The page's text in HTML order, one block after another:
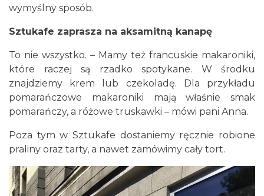
wymyślny sposób.
Sztukafe zaprasza na aksamitną kanapę
To nie wszystko. – Mamy też francuskie makaroniki,
które raczej są rzadko spotykane. W środku
znajdziemy krem lub czekoladę. Dla przykładu
pomarańczowe makaroniki mają właśnie smak
pomarańczy, a różowe truskawki – mówi pani Anna.
Poza tym w Sztukafe dostaniemy ręcznie robione
praliny oraz tarty, a nawet zamówimy cały tort.